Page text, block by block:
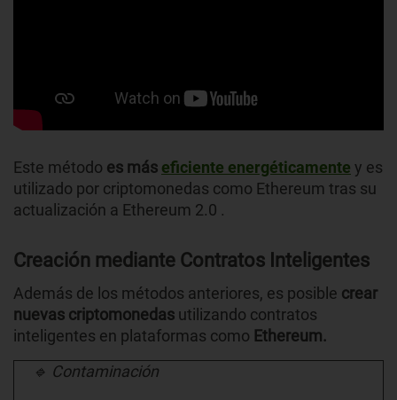
Este método es más eficiente energéticamente y es
utilizado por criptomonedas como Ethereum tras su
actualización a Ethereum 2.0 .
Creación mediante Contratos Inteligentes
Además de los métodos anteriores, es posible crear
nuevas criptomonedas utilizando contratos
inteligentes en plataformas como Ethereum.
🔹 Contaminación